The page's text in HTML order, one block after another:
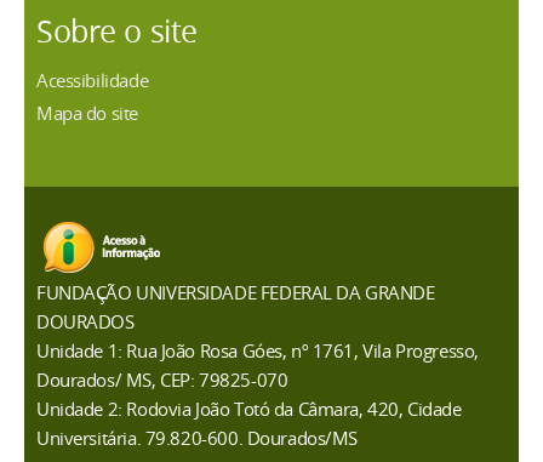
Sobre o site
Acessibilidade
Mapa do site
FUNDAÇÃO UNIVERSIDADE FEDERAL DA GRANDE
DOURADOS
Unidade 1: Rua João Rosa Góes, nº 1761, Vila Progresso,
Dourados/ MS, CEP: 79825-070
Unidade 2: Rodovia João Totó da Câmara, 420, Cidade
Universitária. 79.820-600. Dourados/MS